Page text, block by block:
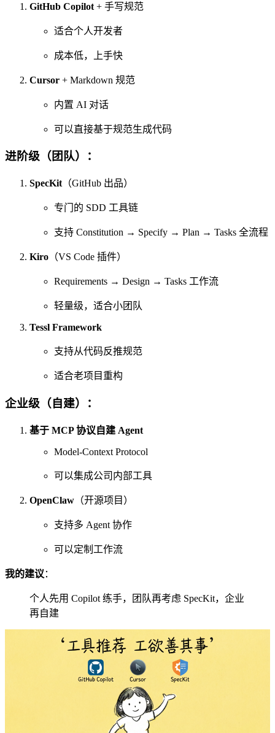
GitHub Copilot + 手写规范
适合个人开发者
成本低，上手快
Cursor + Markdown 规范
内置 AI 对话
可以直接基于规范生成代码
进阶级（团队）：
SpecKit （GitHub 出品）
专门的 SDD 工具链
支持 Constitution → Specify → Plan → Tasks 全流程
Kiro （VS Code 插件）
Requirements → Design → Tasks 工作流
轻量级，适合小团队
Tessl Framework
支持从代码反推规范
适合老项目重构
企业级（自建）：
基于 MCP 协议自建 Agent
Model-Context Protocol
可以集成公司内部工具
OpenClaw （开源项目）
支持多 Agent 协作
可以定制工作流
我的建议 ：
个人先用 Copilot 练手，团队再考虑 SpecKit，企业
再自建